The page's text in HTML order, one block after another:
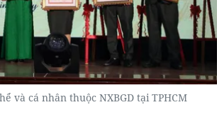
và cá nhân thuộc NXBGD tại TPHCM